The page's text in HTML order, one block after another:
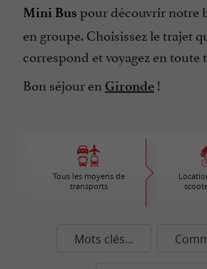
Mini Bus pour découvrir notre
en groupe. Choisissez le trajet
correspond et voyagez en
Bon séjour en Gironde !
Tous les moyens de
transports
Mots clés...